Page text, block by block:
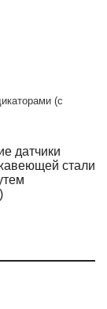
(с
датчики
стали